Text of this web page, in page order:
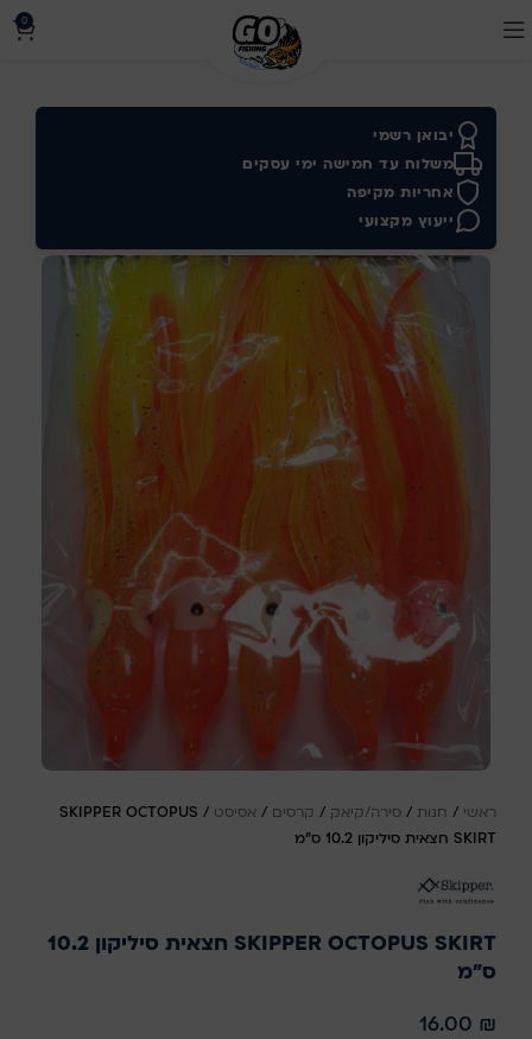
0
יבואן רשמי
משלוח עד חמישה ימי עסקים
אחריות מקיפה
ייעוץ מקצועי
ראשי / חנות / סירה/קיאק / קרסים / אסיסט /
SKIPPER OCTOPUS
SKIRT חצאית סיליקון 10.2 ס"מ
SKIPPER OCTOPUS SKIRT חצאית סיליקון 10.2
ס"מ
16.00 ₪